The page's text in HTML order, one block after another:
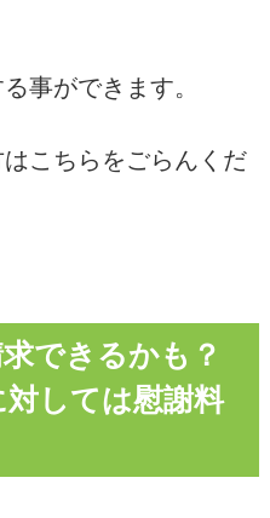
事ができます。
こちらをごらんくだ
できるかも？
しては慰謝料